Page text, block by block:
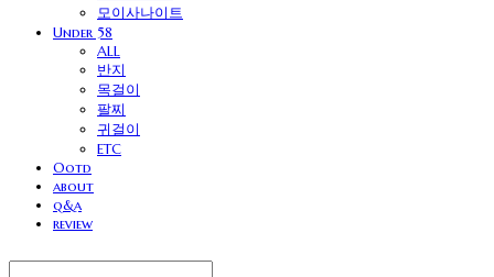
모이사나이트
Under 58
ALL
반지
목걸이
팔찌
귀걸이
ETC
Ootd
about
q&a
review